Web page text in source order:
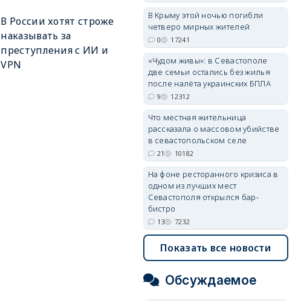
В России хотят строже
наказывать за
преступления с ИИ и
VPN
В Крыму этой ночью погибли
четверо мирных жителей
0 17241
«Чудом живы»: в Севастополе
две семьи остались без жилья
после налёта украинских БПЛА
9 12312
Что местная жительница
рассказала о массовом убийстве
в севастопольском селе
21 10182
На фоне ресторанного кризиса в
одном из лучших мест
Севастополя открылся бар-
бистро
13 7232
Показать все новости
Обсуждаемое